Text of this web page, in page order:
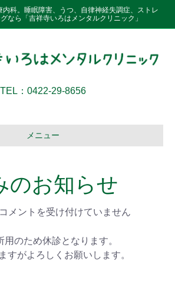
科。睡眠障害、うつ、自律神経失調症、ストレ
なら「吉祥寺いろはメンタルクリニック」
TEL：0422-29-8656
メニュー
のお知らせ
コメントを受け付けていません
のため休診となります。
すがよろしくお願いします。